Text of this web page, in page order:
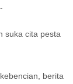
suka cita pesta
berita